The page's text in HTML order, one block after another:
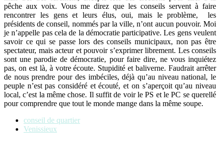
pêche aux voix. Vous me direz que les conseils servent à faire
rencontrer les gens et leurs élus, oui, mais le problème, les
présidents de conseil, nommés par la ville, n’ont aucun pouvoir. Moi
je n’appelle pas cela de la démocratie participative. Les gens veulent
savoir ce qui se passe lors des conseils municipaux, non pas être
spectateur, mais acteur et pouvoir s’exprimer librement. Les conseils
sont une parodie de démocratie, pour faire dire, ne vous inquiétez
pas, on est là, à votre écoute. Stupidité et baliverne. Faudrait arrêter
de nous prendre pour des imbéciles, déjà qu’au niveau national, le
peuple n’est pas considéré et écouté, et on s’aperçoit qu’au niveau
local, c’est la même chose. Il suffit de voir le PS et le PC se querellé
pour comprendre que tout le monde mange dans la même soupe.
conseil de quartier
Venissieux